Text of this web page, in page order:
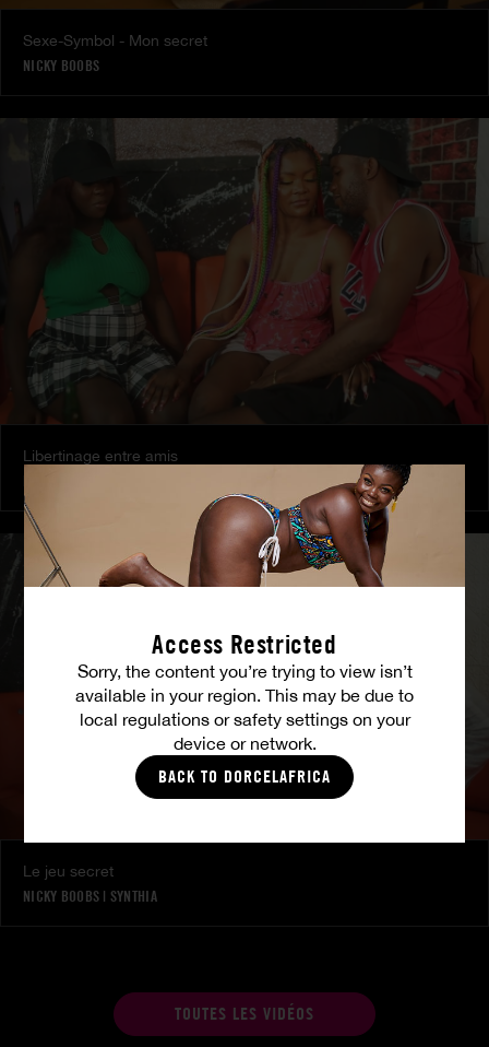
Access Restricted
Sorry, the content you’re trying to view isn’t
available in your region. This may be due to
local regulations or safety settings on your
device or network.
BACK TO DORCELAFRICA
Sexe-Symbol - Mon secret
NICKY BOOBS
Libertinage entre amis
Le jeu secret
NICKY BOOBS | SYNTHIA
TOUTES LES VIDÉOS